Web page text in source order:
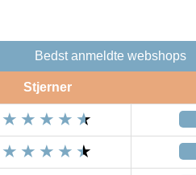
Bedst anmeldte webshops
Stjerner